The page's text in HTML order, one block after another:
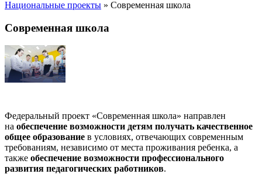
Национальные проекты » Современная школа
Современная школа
Федеральный проект «Современная школа» направлен
на обеспечение возможности детям получать качественное
общее образование в условиях, отвечающих современным
требованиям, независимо от места проживания ребенка, а
также обеспечение возможности профессионального
развития педагогических работников.